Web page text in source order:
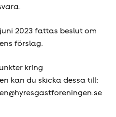
2023 fattas beslut om
förslag.
kring
kan du skicka dessa till: